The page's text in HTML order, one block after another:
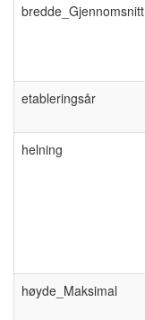
bredde_Gjennomsnitt
etableringsår
helning
høyde_Maksimal